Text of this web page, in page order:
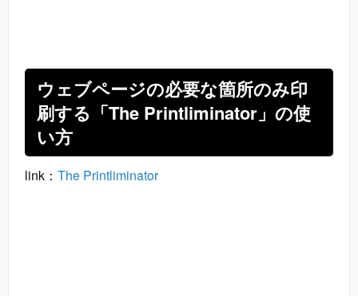
ウェブページの必要な箇所のみ印
刷する「The Printliminator」の使
い方
link： The Printliminator